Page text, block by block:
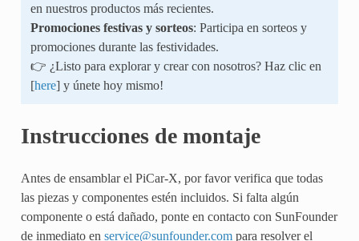
en nuestros productos más recientes.
Promociones festivas y sorteos: Participa en sorteos y
promociones durante las festividades.
👉 ¿Listo para explorar y crear con nosotros? Haz clic en
[here] y únete hoy mismo!
Instrucciones de montaje
Antes de ensamblar el PiCar-X, por favor verifica que todas
las piezas y componentes estén incluidos. Si falta algún
componente o está dañado, ponte en contacto con SunFounder
de inmediato en service@sunfounder.compara resolver el